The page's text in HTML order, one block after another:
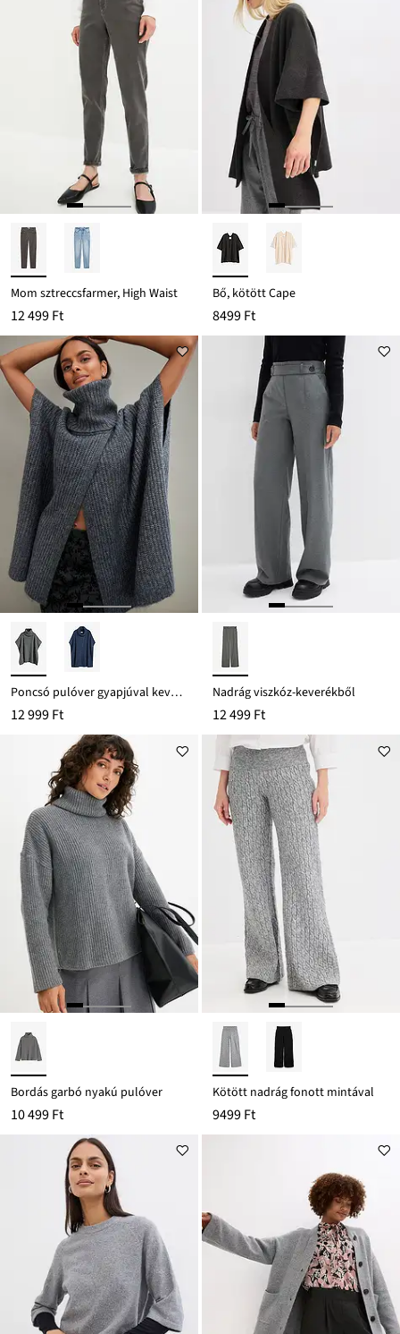
Mom sztreccsfarmer, High Waist
12 499 Ft
Bő, kötött Cape
8499 Ft
Poncsó pulóver gyapjúval kevert anyagból
12 999 Ft
Nadrág viszkóz-keverékből
12 499 Ft
Bordás garbó nyakú pulóver
10 499 Ft
Kötött nadrág fonott mintával
9499 Ft